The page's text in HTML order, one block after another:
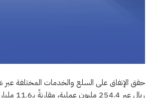
ريال عبر 254.4 مليون عملية، مقارنةً بـ11.6 مليار ريال تم إنفاقها خلال الأسبوع الذي سبقه.